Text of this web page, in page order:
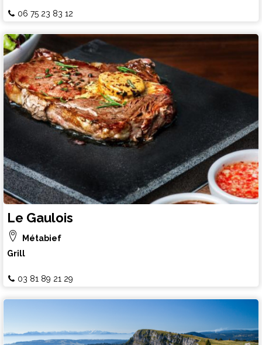
06 75 23 83 12
Le Gaulois
Métabief
Grill
03 81 89 21 29